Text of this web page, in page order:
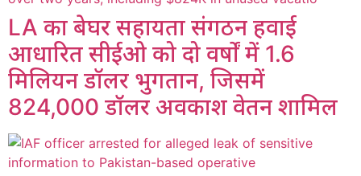
LA का बेघर सहायता संगठन हवाई
आधारित सीईओ को दो वर्षों में 1.6
मिलियन डॉलर भुगतान, जिसमें
824,000 डॉलर अवकाश वेतन शामिल